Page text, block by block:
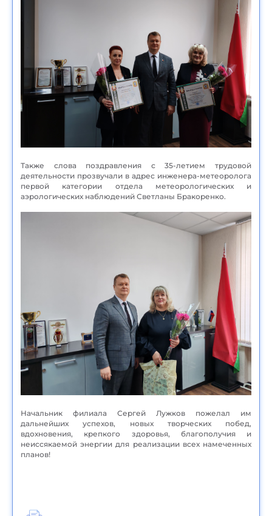
Также слова поздравления с 35-летием трудовой
деятельности прозвучали в адрес инженера-метеоролога
первой категории отдела метеорологических и
аэрологических наблюдений Светланы Бракоренко.
Начальник филиала Сергей Лужков пожелал им
дальнейших успехов, новых творческих побед,
вдохновения, крепкого здоровья, благополучия и
неиссякаемой энергии для реализации всех намеченных
планов!